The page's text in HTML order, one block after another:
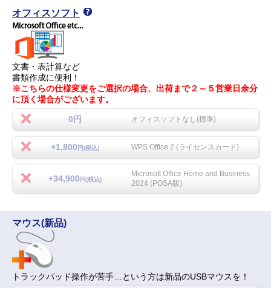
オフィスソフト
文書・表計算など
書類作成に便利！
※こちらの仕様変更をご選択の場合、出荷まで２～５営業日余分
に頂く場合がございます。
0円 オフィスソフトなし(標準)
+1,800 円(税込) WPS Office 2 (ライセンスカード)
+34,900 円(税込)
Microsoft Office Home and Business
2024 (POSA版)
マウス(新品)
トラックパッド操作が苦手…という方は新品のUSBマウスを！